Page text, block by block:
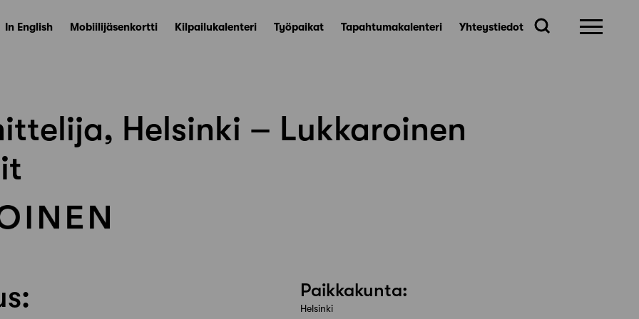
In English Mobiilijäsenkortti Kilpailukalenteri Työpaikat Tapahtumakalenteri Yhteystiedot
Helsinki – Lukkaroinen
Paikkakunta:
Helsinki